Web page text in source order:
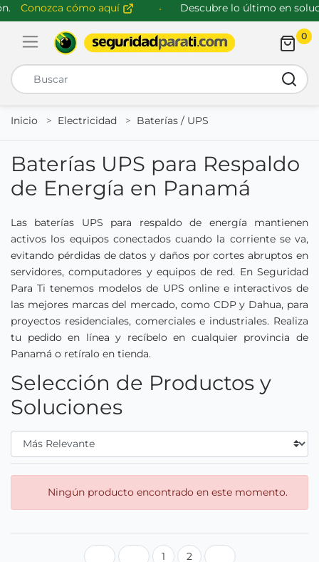
Conozca cómo aquí Descubre lo último en
Abrir menú de navegación
0
Inicio
Electricidad Baterías / UPS
Baterías UPS para Respaldo
de Energía en Panamá
Las baterías UPS para respaldo de energía mantienen
activos los equipos conectados cuando la corriente se va,
evitando pérdidas de datos y daños por cortes abruptos en
servidores, computadores y equipos de red. En Seguridad
Para Ti tenemos modelos de UPS online e interactivos de
las mejores marcas del mercado, como CDP y Dahua, para
proyectos residenciales, comerciales e industriales. Realiza
tu pedido en línea y recíbelo en cualquier provincia de
Panamá o retíralo en tienda.
Selección de Productos y
Soluciones
Filtrar Por
Ningún producto encontrado en este momento.
1 2